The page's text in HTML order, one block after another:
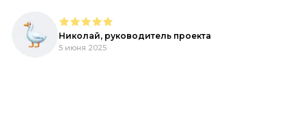
Николай, руководитель проекта
5 июня 2025